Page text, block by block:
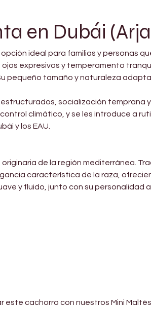
en Dubái
ideal para familias y personas
expresivos y temperamento
pequeño tamaño y naturaleza
socialización temprana
climático, y se les introduce a
y los EAU.
de la región mediterránea.
característica de la raza,
y fluido, junto con su personalidad
este cachorro con nuestros Mini